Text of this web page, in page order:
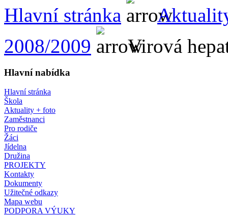
Hlavní stránka
2008/2009
Virová
Hlavní nabídka
Hlavní stránka
Škola
Aktuality + foto
Zaměstnanci
Pro rodiče
Žáci
Jídelna
Družina
PROJEKTY
Kontakty
Dokumenty
Užitečné odkazy
Mapa webu
PODPORA VÝUKY